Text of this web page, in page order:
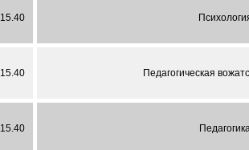
15.40
15.40 Педагогическая
15.40